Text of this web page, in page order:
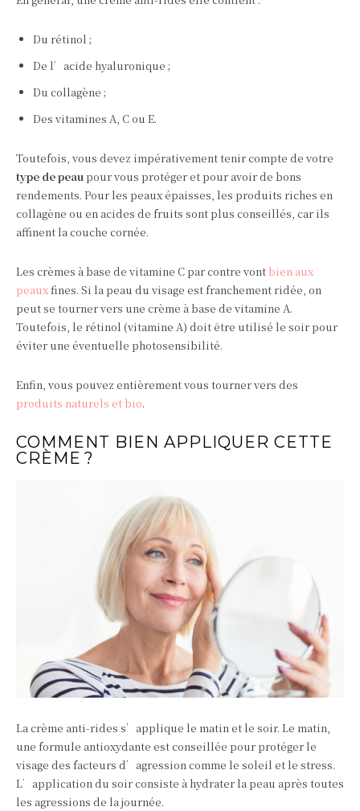
Du rétinol ;
De l’acide hyaluronique ;
Du collagène ;
Des vitamines A, C ou E.
Toutefois, vous devez impérativement tenir compte de votre
type depeaupour vous protéger et pour avoir de bons
rendements. Pour les peaux épaisses, les produits riches en
collagène ou en acides de fruits sont plus conseillés, car ils
affinent la couche cornée.
Les crèmes à base de vitamine C par contre vont bien aux
peauxfines. Si la peau du visage est franchement ridée, on
peut se tourner vers une crème à base de vitamine A.
Toutefois, le rétinol (vitamine A) doit être utilisé le soir pour
éviter une éventuelle photosensibilité.
Enfin, vous pouvez entièrement vous tourner vers des
produits naturels et bio.
COMMENT BIEN APPLIQUER CETTE
CRÈME ?
La crème anti-rides s’applique le matin et le soir. Le matin,
une formule antioxydante est conseillée pour protéger le
visage des facteurs d’agression comme le soleil et le stress.
L’application du soir consiste à hydrater la peau après toutes
les agressions de la journée.